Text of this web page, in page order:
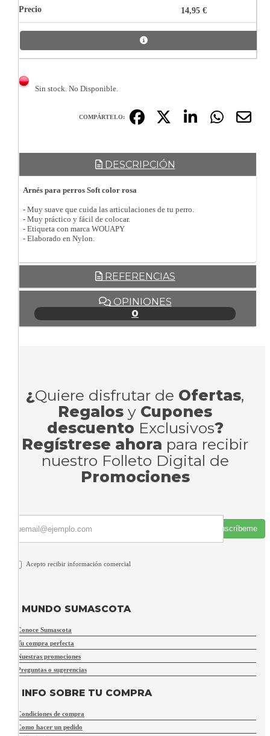
14,95 €
Sin stock. No Disponible.
COMPÁRTELO:
DESCRIPCIÓN
Arnés para perros Soft color rosa
- Muy suave que cuida las articulaciones de tu perro.
- Muy práctico y fácil de colocar.
- Etiqueta con marca WOUAPY
- Elaborado en Nylon.
REFERENCIAS
OPINIONES
0
¿Quiere disfrutar de Ofertas,
Regalos y Cupones
descuento Exclusivos?
Regístrese ahora para recibir
nuestro Folleto Digital de
Promociones
Suscríbeme
Acepto recibir información comercial
MUNDO SUMASCOTA
Conoce Sumascota
Tu compra perfecta
Nuestras promociones
Preguntas o sugerencias
INFO SOBRE TU COMPRA
Condiciones de compra
Como hacer un pedido